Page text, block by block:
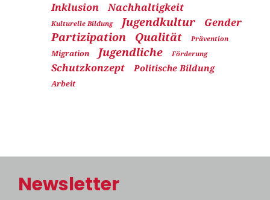
Inklusion Nachhaltigkeit
Kulturelle Bildung Jugendkultur Gender
Partizipation Qualität Prävention
Migration Jugendliche Förderung
Schutzkonzept Politische Bildung
Arbeit
Newsletter